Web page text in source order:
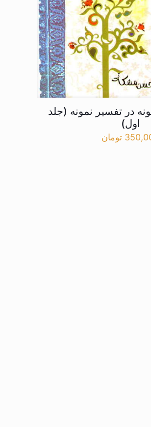
در تفسیر نمونه (جلد
اول)
تومان